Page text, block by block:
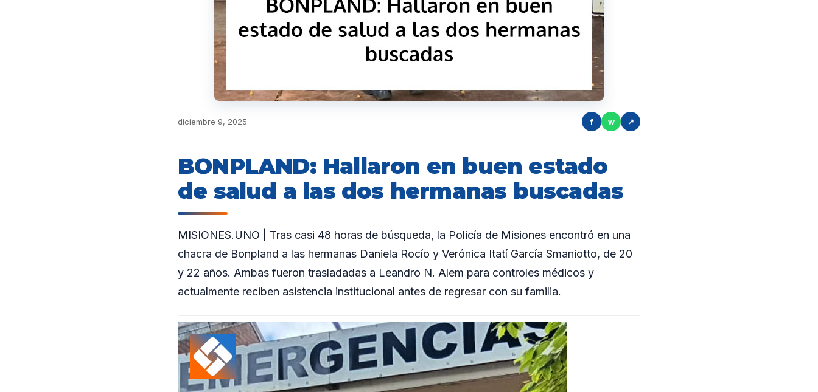
diciembre 9, 2025 f w ↗
BONPLAND: Hallaron en buen estado
de salud a las dos hermanas buscadas
MISIONES.UNO | Tras casi 48 horas de búsqueda, la Policía de Misiones encontró en una
chacra de Bonpland a las hermanas Daniela Rocío y Verónica Itatí García Smaniotto, de 20
y 22 años. Ambas fueron trasladadas a Leandro N. Alem para controles médicos y
actualmente reciben asistencia institucional antes de regresar con su familia.